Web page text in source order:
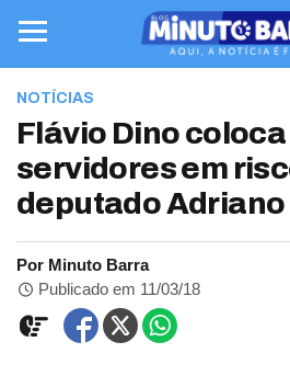
NOTÍCIAS
Flávio Dino
servidores em
deputado Adriano
Por Minuto Barra
Publicado em 11/03/18